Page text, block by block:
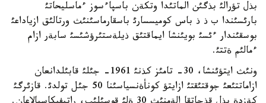
بذل تؤرالئ بذگئن الماتئدا وتكةن باسپاءسوز ءماسليحاتئ
بارئسئندا ب ذ ذ باس كوميسسارئ باسقارماسئنئث ورتالئق ازياداعئ
بوسقئندار ءئسئ بويئنشا ايماقتئق ذيلةستئرؤشئسئ سابةر ازام
ءمالئم ةتتئ.
ونئث ايتؤئنشا، 30- تامئز كذنئ 1961- جئلئ قابئلدانعان
ازاماتتئعئ جوقتئقتئ ازايتؤ كونأةنسياسئنا 50 جئل تولدئ. قازئرگئ